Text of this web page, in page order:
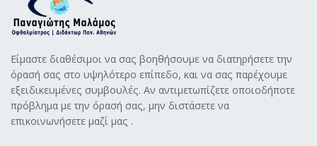
Είμαστε διαθέσιμοι να σας βοηθήσουμε να διατηρήσετε την
όρασή σας στο υψηλότερο επίπεδο, και να σας παρέχουμε
εξειδικευμένες συμβουλές. Αν αντιμετωπίζετε οποιοδήποτε
πρόβλημα με την όρασή σας, μην διστάσετε να
επικοινωνήσετε μαζί μας .